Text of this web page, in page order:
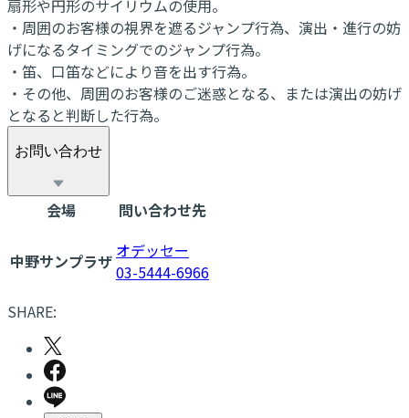
扇形や円形のサイリウムの使用。
・周囲のお客様の視界を遮るジャンプ行為、演出・進行の妨
げになるタイミングでのジャンプ行為。
・笛、口笛などにより音を出す行為。
・その他、周囲のお客様のご迷惑となる、または演出の妨げ
となると判断した行為。
お問い合わせ
会場 問い合わせ先
中野サンプラザ オデッセー
03-5444-6966
SHARE: